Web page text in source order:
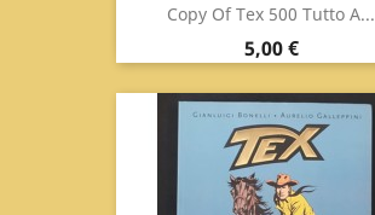
Copy Of Tex 500 Tutto A...
Prix
5,00 €